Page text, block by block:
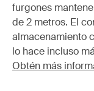
furgones
de 2 metros. El
almacenamiento
lo hace incluso
Obtén más